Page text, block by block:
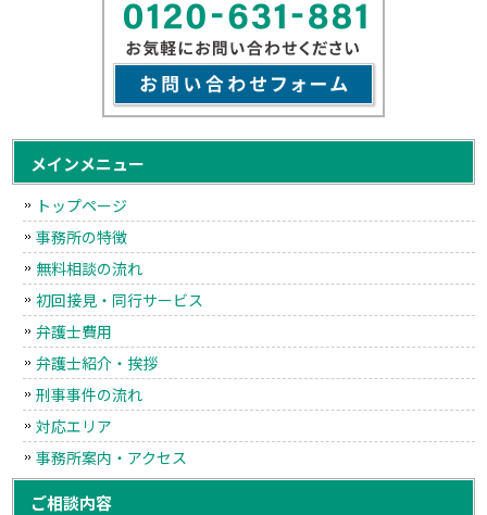
メインメニュー
トップページ
事務所の特徴
無料相談の流れ
初回接見・同行サービス
弁護士費用
弁護士紹介・挨拶
刑事事件の流れ
対応エリア
事務所案内・アクセス
ご相談内容